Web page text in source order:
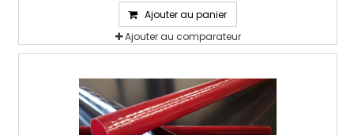
Ajouter au panier
Ajouter au comparateur